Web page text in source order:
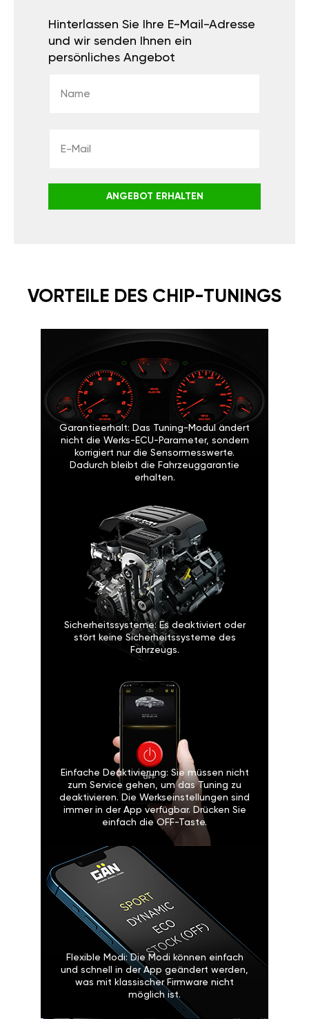
Hinterlassen Sie Ihre E-Mail-Adresse
und wir senden Ihnen ein
persönliches Angebot
ANGEBOT ERHALTEN
VORTEILE DES CHIP-TUNINGS
Garantieerhalt: Das Tuning-Modul ändert
nicht die Werks-ECU-Parameter, sondern
korrigiert nur die Sensormesswerte.
Dadurch bleibt die Fahrzeuggarantie
erhalten.
Sicherheitssysteme: Es deaktiviert oder
stört keine Sicherheitssysteme des
Fahrzeugs.
Einfache Deaktivierung: Sie müssen nicht
zum Service gehen, um das Tuning zu
deaktivieren. Die Werkseinstellungen sind
immer in der App verfügbar. Drücken Sie
einfach die OFF-Taste.
Flexible Modi: Die Modi können einfach
und schnell in der App geändert werden,
was mit klassischer Firmware nicht
möglich ist.